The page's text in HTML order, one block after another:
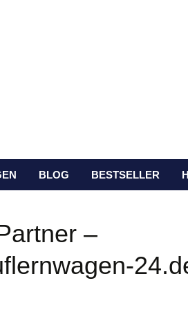
BLOG BESTSELLER
–